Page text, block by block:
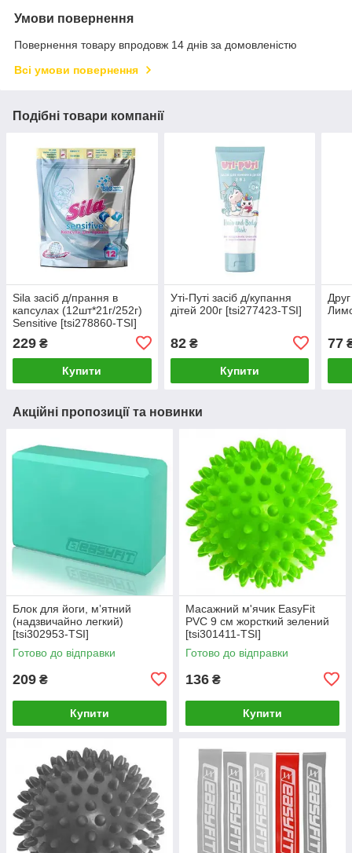
Умови повернення
Повернення товару впродовж 14 днів за домовленістю
Всі умови повернення
Подібні товари компанії
Sila засіб д/прання в
капсулах (12шт*21г/252г)
Sensitive [tsi278860-TSI]
229 ₴
Купити
Уті-Путі засіб д/купання
дітей 200г [tsi277423-TSI]
82₴
Купити
77
Акційні пропозиції та новинки
Блок для йоги, мʼятний
(надзвичайно легкий)
[tsi302953-TSI]
Готово до відправки
209 ₴
Купити
Масажний м'ячик EasyFit
PVC 9 см жорсткий зелений
[tsi301411-TSI]
Готово до відправки
136 ₴
Купити